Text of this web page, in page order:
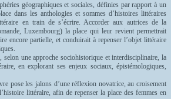
géographiques et sociales, définies par rapport à un
dans les anthologies et sommes d’histoires littéraires
en train de s’écrire. Accorder aux autrices de la
Luxembourg) la place qui leur revient permettrait
encore partielle, et conduirait à repenser l’objet littéraire
selon une approche sociohistorique et interdisciplinaire, la
en explorant ses enjeux sociaux, épistémologiques,
pose les jalons d’une réflexion novatrice, au croisement
littéraire, afin de repenser la place des femmes en